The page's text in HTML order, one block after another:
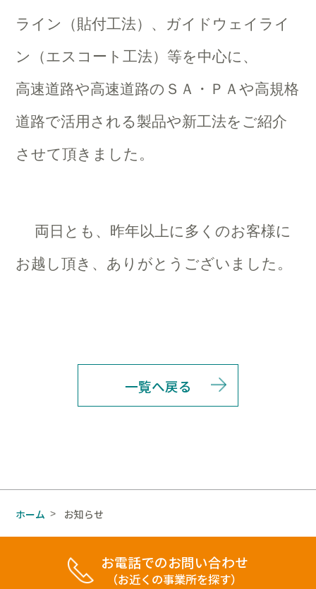
ライン（貼付工法）、ガイドウェイライ
ン（エスコート工法）等を中心に、
高速道路や高速道路のＳＡ・ＰＡや高規格
道路で活用される製品や新工法をご紹介
させて頂きました。
両日とも、昨年以上に多くのお客様に
お越し頂き、ありがとうございました。
一覧へ戻る
ホーム > お知らせ
お電話でのお問い合わせ
（お近くの事業所を探す）